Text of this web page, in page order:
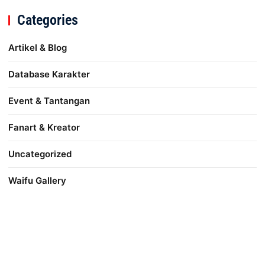
Categories
Artikel & Blog
Database Karakter
Event & Tantangan
Fanart & Kreator
Uncategorized
Waifu Gallery